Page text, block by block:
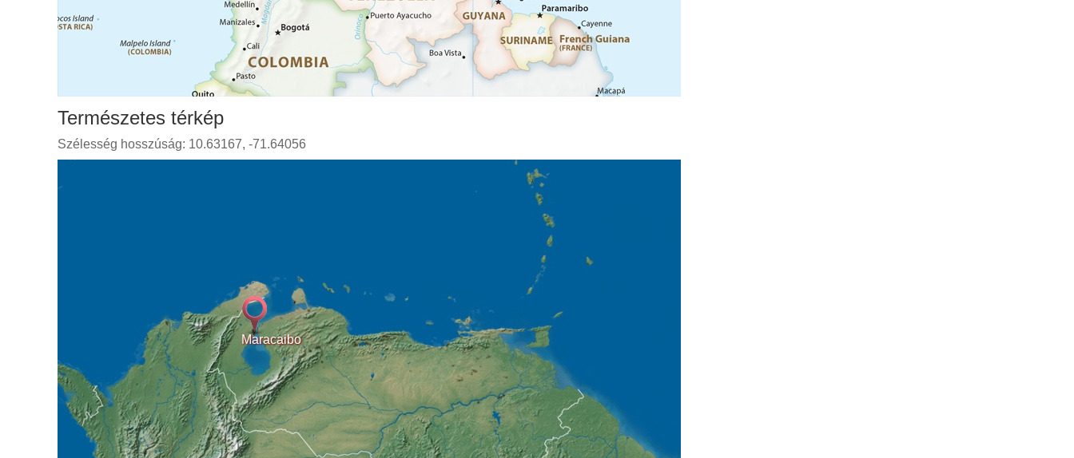
Természetes térkép
Szélesség hosszúság: 10.63167, -71.64056
Maracaibo